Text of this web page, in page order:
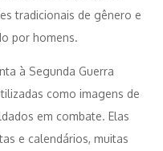
tradicionais de gênero e
por homens.
à Segunda Guerra
como imagens de
em combate. Elas
e calendários, muitas